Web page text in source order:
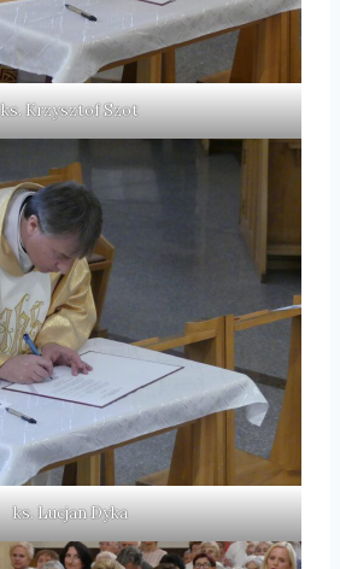
ks. Krzysztof Szot
ks. Lucjan Dyka